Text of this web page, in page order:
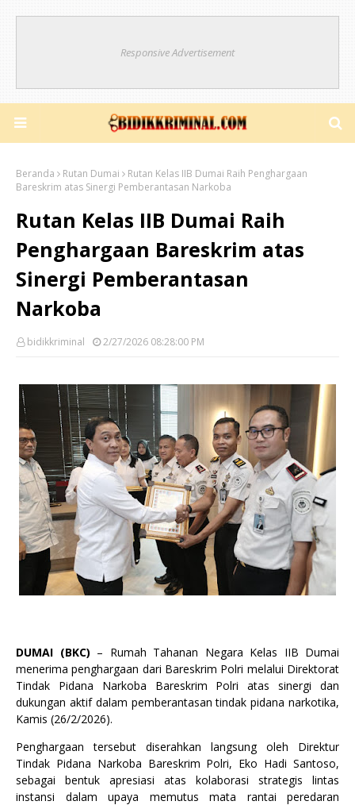
Responsive Advertisement
Beranda Rutan Dumai
Rutan Kelas IIB Dumai Raih Penghargaan
Bareskrim atas Sinergi Pemberantasan Narkoba
Rutan Kelas IIB Dumai Raih
Penghargaan Bareskrim atas
Sinergi Pemberantasan
Narkoba
bidikkriminal 2/27/2026 08:28:00 PM
DUMAI (BKC) – Rumah Tahanan Negara Kelas IIB Dumai
menerima penghargaan dari Bareskrim Polri melalui Direktorat
Tindak Pidana Narkoba Bareskrim Polri atas sinergi dan
dukungan aktif dalam pemberantasan tindak pidana narkotika,
Kamis (26/2/2026).
Penghargaan tersebut diserahkan langsung oleh Direktur
Tindak Pidana Narkoba Bareskrim Polri, Eko Hadi Santoso,
sebagai bentuk apresiasi atas kolaborasi strategis lintas
instansi dalam upaya memutus mata rantai peredaran